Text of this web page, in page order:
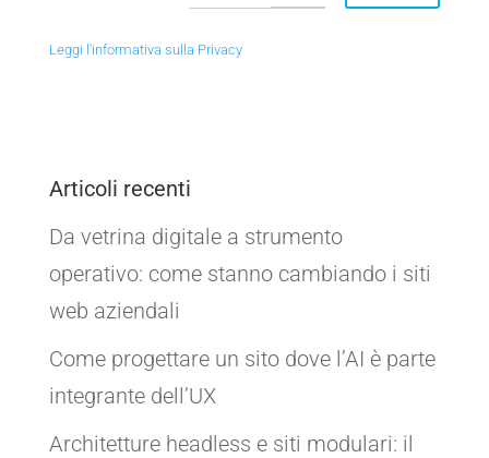
Leggi l'informativa sulla Privacy
Articoli recenti
Da vetrina digitale a strumento
operativo: come stanno cambiando i siti
web aziendali
Come progettare un sito dove l’AI è parte
integrante dell’UX
Architetture headless e siti modulari: il